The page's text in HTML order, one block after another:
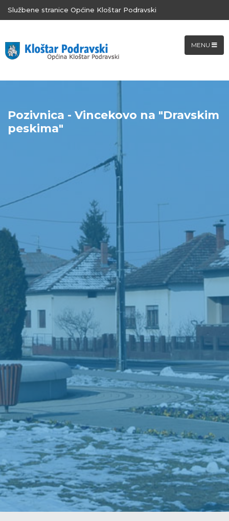
Službene stranice Općine Kloštar Podravski
MENU
Pozivnica - Vincekovo na "Dravskim
peskima"